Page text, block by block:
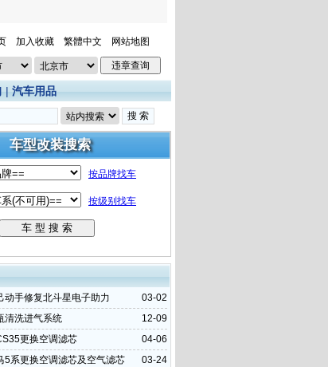
加入收藏 繁體中文 网站地图
|汽车用品
03-02
动手修复北斗星电子助力
12-09
清洗进气系统
04-06
更换空调滤芯
03-24
5系更换空调滤芯及空气滤芯